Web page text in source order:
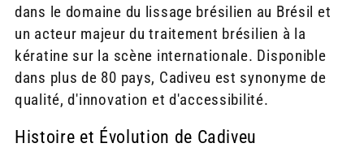
dans le domaine du lissage brésilien au Brésil et
un acteur majeur du traitement brésilien à la
kératine sur la scène internationale. Disponible
dans plus de 80 pays, Cadiveu est synonyme de
qualité, d'innovation et d'accessibilité.
Histoire et Évolution de Cadiveu